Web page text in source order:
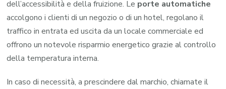
dell’accessibilità e della fruizione. Le porte automatiche
accolgono i clienti di un negozio o di un hotel, regolano il
traffico in entrata ed uscita da un locale commerciale ed
offrono un notevole risparmio energetico grazie al controllo
della temperatura interna.
In caso di necessità, a prescindere dal marchio, chiamate il